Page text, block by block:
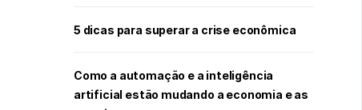
5 dicas para superar a crise econômica
Como a automação e a inteligência
artificial estão mudando a economia e as